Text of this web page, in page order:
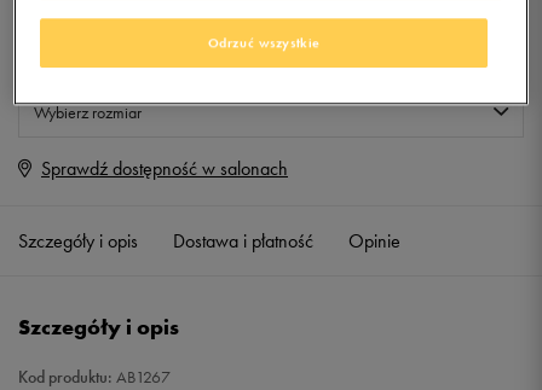
Produkt niedostępny
Jeśli artykuł będzie ponownie dostępny, otrzymasz od nas powiadomienie.
Wybierz rozmiar
ONE SIZE Powiadom o dostępności
Sprawdź dostępność w salonach
Szczegóły i opis Dostawa i płatność Opinie
Szczegóły i opis
Kod produktu: AB1267
Odrzuć wszystkie